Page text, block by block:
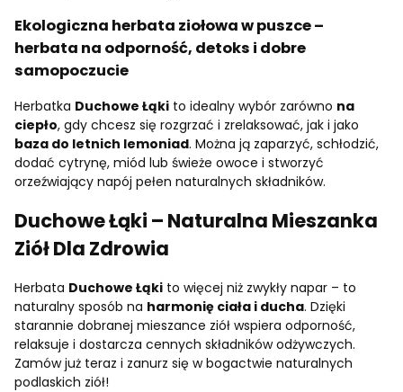
Ekologiczna herbata ziołowa w puszce –
herbata na odporność, detoks i dobre
samopoczucie
Herbatka Duchowe Łąki to idealny wybór zarówno na
ciepło, gdy chcesz się rozgrzać i zrelaksować, jak i jako
baza do letnich lemoniad. Można ją zaparzyć, schłodzić,
dodać cytrynę, miód lub świeże owoce i stworzyć
orzeźwiający napój pełen naturalnych składników.
Duchowe Łąki – Naturalna Mieszanka
Ziół Dla Zdrowia
Herbata Duchowe Łąki to więcej niż zwykły napar – to
naturalny sposób na harmonię ciała i ducha. Dzięki
starannie dobranej mieszance ziół wspiera odporność,
relaksuje i dostarcza cennych składników odżywczych.
Zamów już teraz i zanurz się w bogactwie naturalnych
podlaskich ziół!